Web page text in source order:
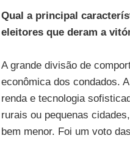
Qual a principal
eleitores que deram a
A grande divisão de
econômica dos condados.
renda e tecnologia
rurais ou pequenas
bem menor. Foi um voto